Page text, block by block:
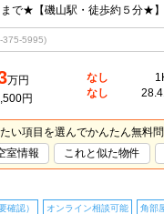
375-5995)
万円
円
なし
なし
い項目を選んでかんたん無料問
室情報 これと似た物件
確認） オンライン相談可能 角部